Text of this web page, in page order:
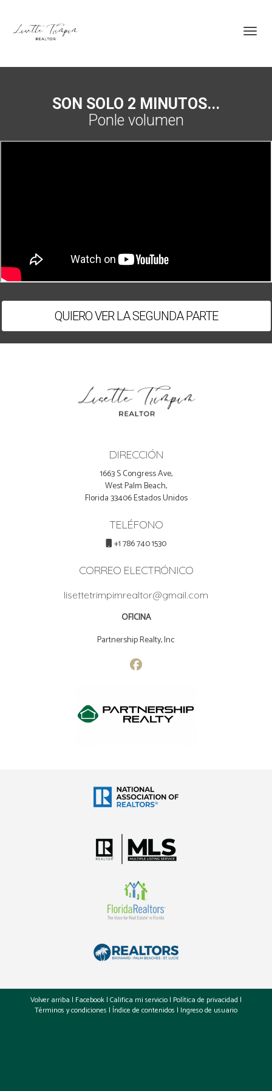
SON SOLO 2 MINUTOS...
Ponle volumen
QUIERO VER LA SEGUNDA PARTE
DIRECCIÓN
1663 S Congress Ave,
West Palm Beach,
Florida 33406 Estados Unidos
TELÉFONO
+1 786 740 1530
CORREO ELECTRÓNICO
lisettetrimpimrealtor@gmail.com
OFICINA
Partnership Realty, Inc
Volver arriba | Facebook | Califica mi servicio | Política de privacidad |
Términos y condiciones | Índice de contenidos | Ingreso de usuario